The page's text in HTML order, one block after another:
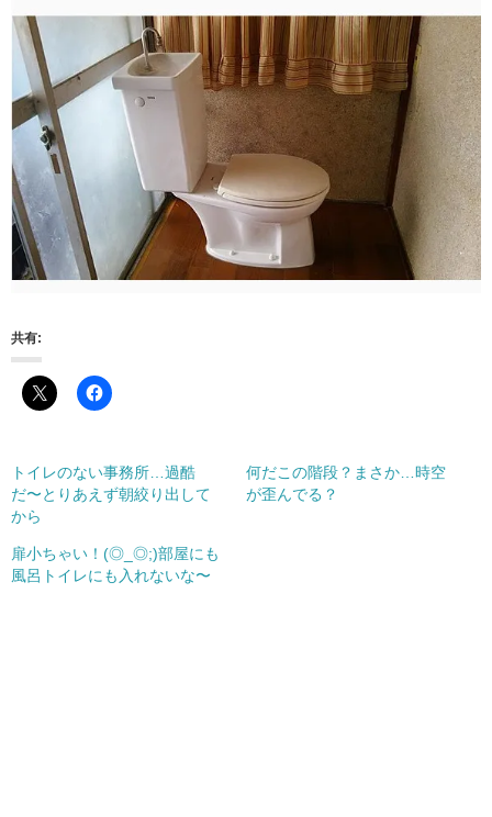
共有:
トイレのない事務所…過酷
だ〜とりあえず朝絞り出して
から
何だこの階段？まさか…時空
が歪んでる？
扉小ちゃい！(◎_◎;)部屋にも
風呂トイレにも入れないな〜